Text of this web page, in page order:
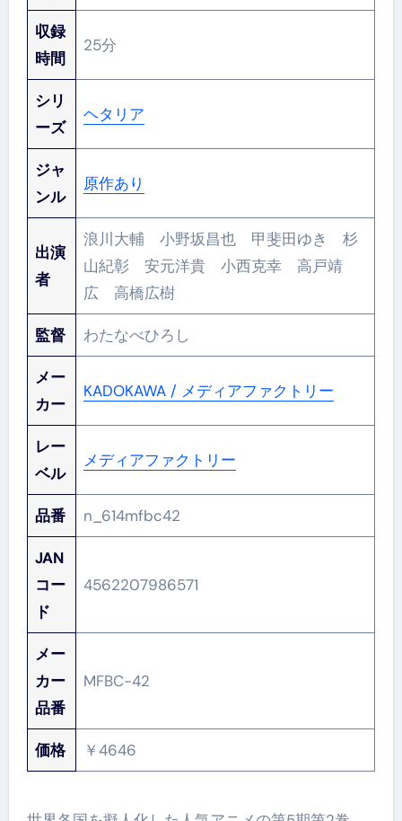
収録
時間
25分
シリ
ーズ
ヘタリア
ジャ
ンル
原作あり
出演
者
浪川大輔 小野坂昌也 甲斐田ゆき 杉
山紀彰 安元洋貴 小西克幸 高戸靖
広 高橋広樹
監督 わたなべひろし
メー
カー
KADOKAWA / メディアファクトリー
レー
ベル
メディアファクトリー
品番 n_614mfbc42
JAN
コー
ド
4562207986571
メー
カー
品番
MFBC-42
価格 ￥4646